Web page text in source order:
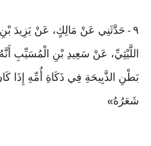
٩ - حَدَّثَنِي عَنْ مَالِكٍ، عَنْ يَزِيدَ
اللَّيْثِيِّ، عَنْ سَعِيدِ بْنِ الْمُسَيِّبِ
بَطْنِ الذَّبِيحَةِ فِي ذَكَاةِ أُمِّهِ إِذَا
شَعَرُهُ»